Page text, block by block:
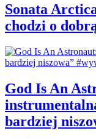
Sonata
chodzi o
God Is An
bardziej